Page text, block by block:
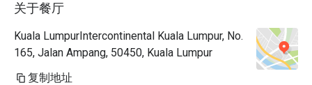
关于餐厅
Kuala LumpurIntercontinental Kuala Lumpur, No.
165, Jalan Ampang, 50450, Kuala Lumpur
复制地址